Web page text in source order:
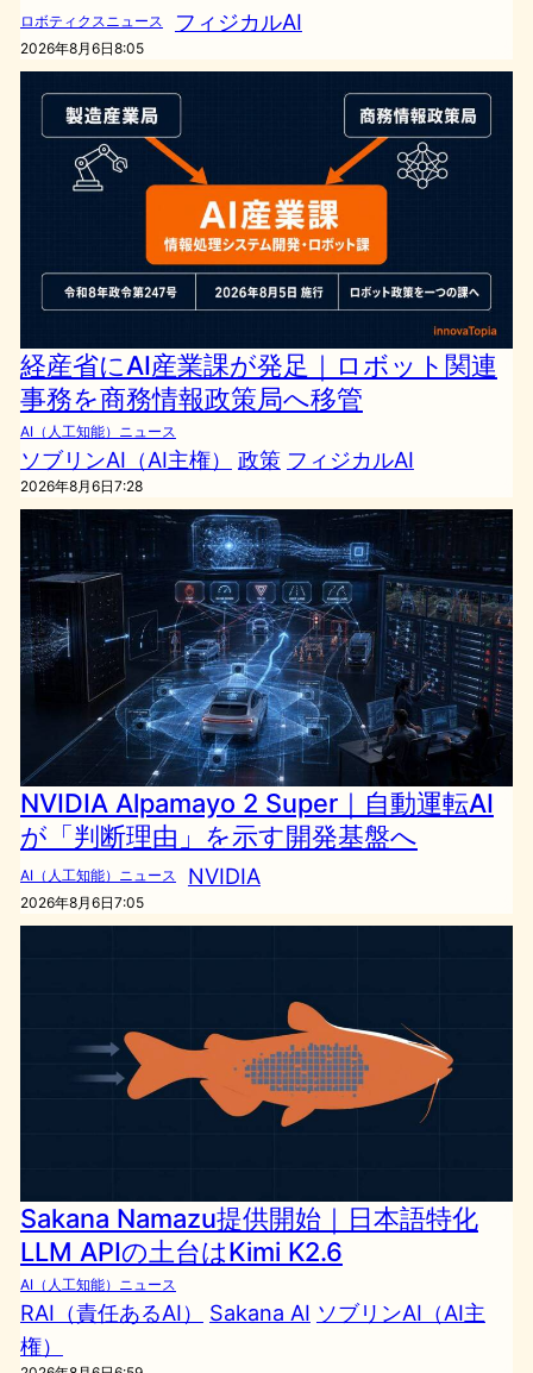
ロボティクスニュース フィジカルAI
2026年8月6日8:05
経産省にAI産業課が発足｜ロボット関連
事務を商務情報政策局へ移管
AI（人工知能）ニュース
ソブリンAI（AI主権） 政策 フィジカルAI
2026年8月6日7:28
NVIDIA Alpamayo 2 Super｜自動運転AI
が「判断理由」を示す開発基盤へ
AI（人工知能）ニュース NVIDIA
2026年8月6日7:05
Sakana Namazu提供開始｜日本語特化
LLM APIの土台はKimi K2.6
AI（人工知能）ニュース
RAI（責任あるAI） Sakana AI ソブリンAI（AI主
権）